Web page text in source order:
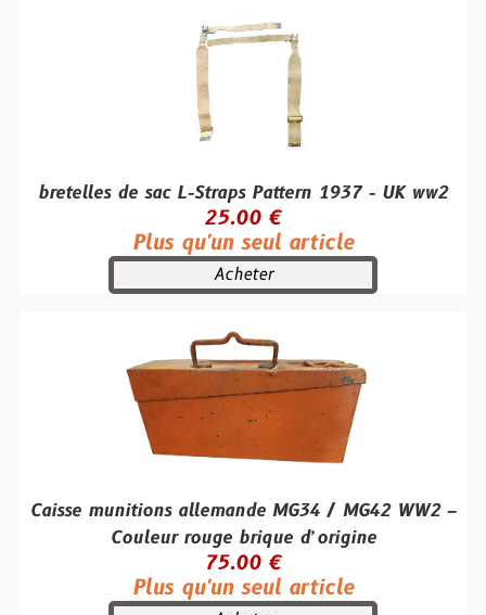
bretelles de sac L-Straps Pattern 1937 - UK ww2
25.00 €
Plus qu'un seul article
Acheter
Caisse munitions allemande MG34 / MG42 WW2 –
Couleur rouge brique d’origine
75.00 €
Plus qu'un seul article